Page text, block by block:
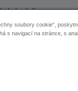
obchodníka
soubory cookie“,
s navigací na stránce, s